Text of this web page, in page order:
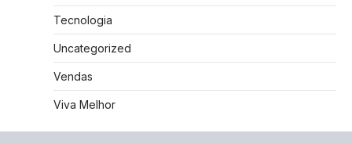
Tecnologia
Uncategorized
Vendas
Viva Melhor